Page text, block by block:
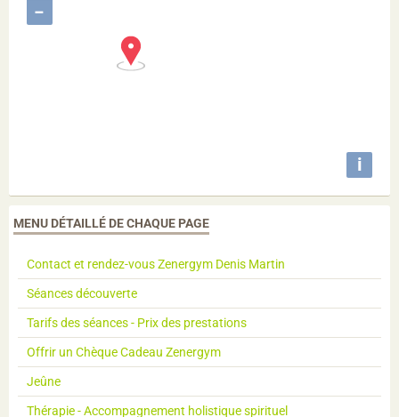
−
i
MENU DÉTAILLÉ DE CHAQUE PAGE
Contact et rendez-vous Zenergym Denis Martin
Séances découverte
Tarifs des séances - Prix des prestations
Offrir un Chèque Cadeau Zenergym
Jeûne
Thérapie - Accompagnement holistique spirituel